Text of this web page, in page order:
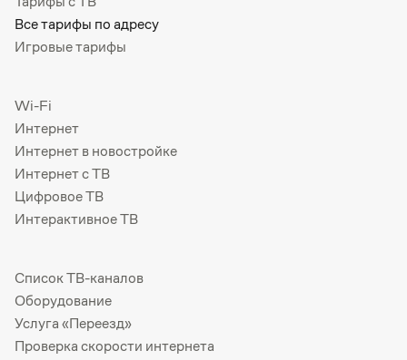
Все тарифы по адресу
Игровые тарифы
Wi-Fi
Интернет
Интернет в новостройке
Интернет с ТВ
Цифровое ТВ
Интерактивное ТВ
Список ТВ-каналов
Оборудование
Услуга «Переезд»
Проверка скорости интернета